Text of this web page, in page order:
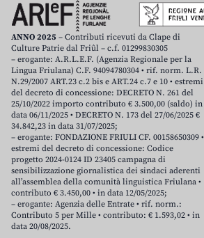
ANNO 2025 – Contributi ricevuti da Clape di
Culture Patrie dal Friûl – c.f. 01299830305
– erogante: A.R.L.E.F. (Agenzia Regionale per la
Lingua Friulana) C.F. 94094780304 • rif. norm. L.R.
N.29/2007 ART.23 c.2 bis e ART.24 c.7 e 10 • estremi
del decreto di concessione: DECRETO N. 261 del
25/10/2022 importo contributo € 3.500,00 (saldo) in
data 06/11/2025 • DECRETO N. 173 del 27/06/2025 €
34.842,23 in data 31/07/2025;
– erogante: FONDAZIONE FRIULI CF. 00158650309 •
estremi del decreto di concessione: Codice
progetto 2024-0124 ID 23405 campagna di
sensibilizzazione giornalistica dei sindaci aderenti
all’assemblea della comunità linguistica Friulana •
contributo € 3.450,00 • in data 12/05/2025;
– erogante: Agenzia delle Entrate • rif. norm.:
Contributo 5 per Mille • contributo: € 1.593,02 • in
data 20/08/2025.